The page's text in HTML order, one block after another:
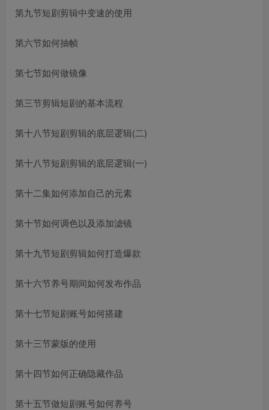
第九节短剧剪辑中变速的使用
第六节如何抽帧
第七节如何做镜像
第三节剪辑短剧的基本流程
第十八节短剧剪辑的底层逻辑(二)
第十八节短剧剪辑的底层逻辑(一)
第十二集如何添加自己的元素
第十节如何调色以及添加滤镜
第十九节短剧剪辑如何打造爆款
第十六节养号期间如何发布作品
第十七节短剧账号如何搭建
第十三节蒙版的使用
第十四节如何正确隐藏作品
第十五节做短剧账号如何养号